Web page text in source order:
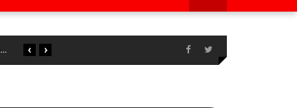
… ›
‹